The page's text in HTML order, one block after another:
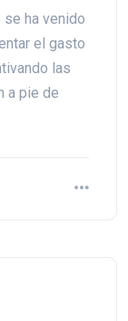
ha venido
el gasto
las
a pie de